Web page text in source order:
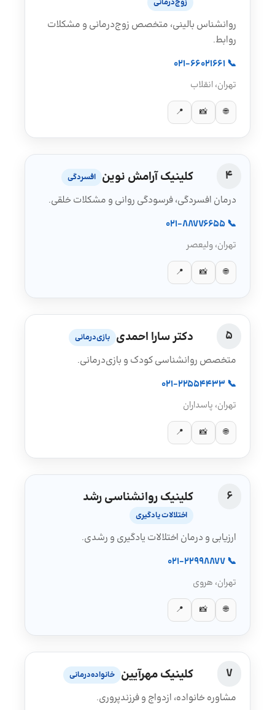
زوج‌درمانی
روانشناس بالینی، متخصص زوج‌درمانی و مشکلات
روابط.
📞 021-66021661
تهران، انقلاب
🌐
📸
📍
4 کلینیک آرامش نوین افسردگی
درمان افسردگی، فرسودگی روانی و مشکلات خلقی.
📞 021-88776655
تهران، ولیعصر
🌐
📸
📍
5 دکتر سارا احمدی بازی‌درمانی
متخصص روانشناسی کودک و بازی‌درمانی.
📞 021-22554433
تهران، پاسداران
🌐
📸
📍
6 کلینیک روانشناسی رشد
اختلالات یادگیری
ارزیابی و درمان اختلالات یادگیری و رشدی.
📞 021-22998877
تهران، هروی
🌐
📸
📍
7 کلینیک مهرآیین خانواده‌درمانی
مشاوره خانواده، ازدواج و فرزندپروری.